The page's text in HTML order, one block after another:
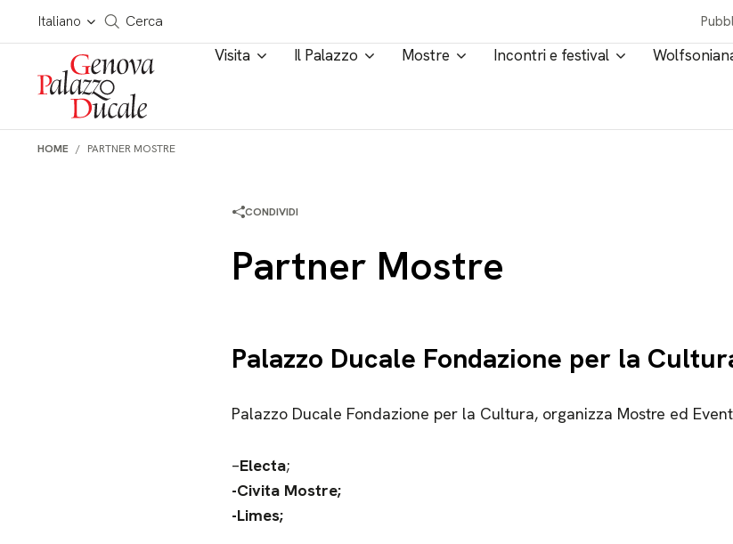
Salta al contenuto
Italiano
Cerca in tutto il sito
Cerca
Visita Il Palazzo Mostre Incontri e festival
HOME PARTNER MOSTRE
CONDIVIDI
Partner Mostre
Palazzo Ducale Fondazione per la
Palazzo Ducale Fondazione per la Cultura, organizza Mostre ed
–Electa;
-Civita Mostre;
-Limes;